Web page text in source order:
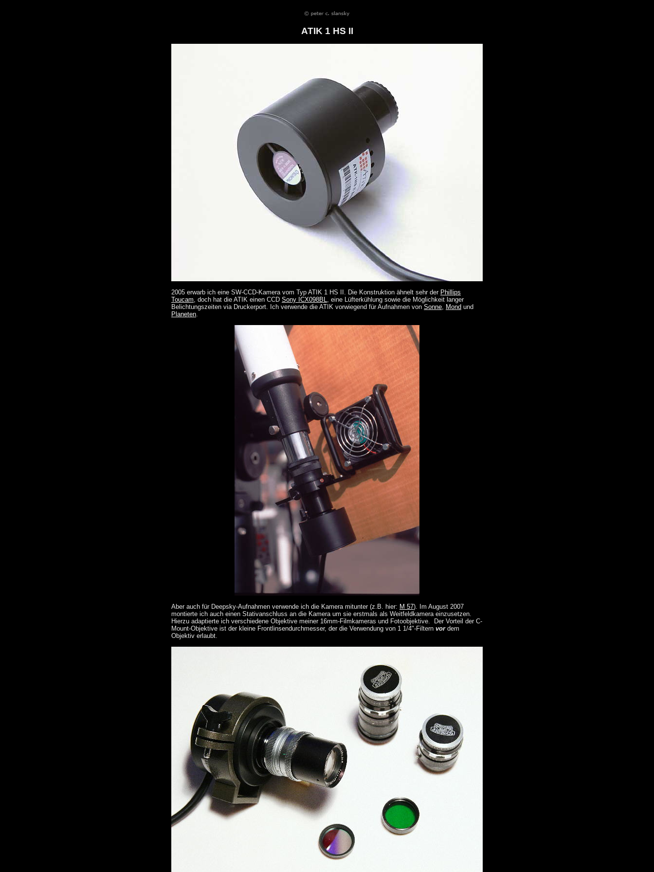
ATIK 1 HS II
2005 erwarb ich eine SW-CCD-Kamera vom Typ ATIK 1 HS II. Die Konstruktion ähnelt sehr der Phillips
Toucam, doch hat die ATIK einen CCD Sony ICX098BL, eine Lüfterkühlung sowie die Möglichkeit langer
Belichtungszeiten via Druckerport. Ich verwende die ATIK vorwiegend für Aufnahmen von Sonne, Mond und
Planeten.
Aber auch für Deepsky-Aufnahmen verwende ich die Kamera mitunter (z.B. hier: M 57). Im August 2007
montierte ich auch einen Stativanschluss an die Kamera um sie erstmals als Weitfeldkamera einzusetzen.
Hierzu adaptierte ich verschiedene Objektive meiner 16mm-Filmkameras und Fotoobjektive. Der Vorteil der C-
Mount-Objektive ist der kleine Frontlinsendurchmesser, der die Verwendung von 1 1/4"-Filtern vordem
Objektiv erlaubt.